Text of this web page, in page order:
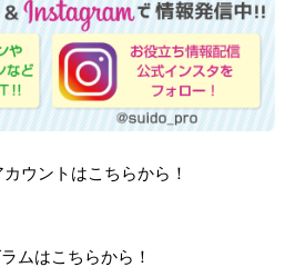
ウントはこちらから！
ムはこちらから！